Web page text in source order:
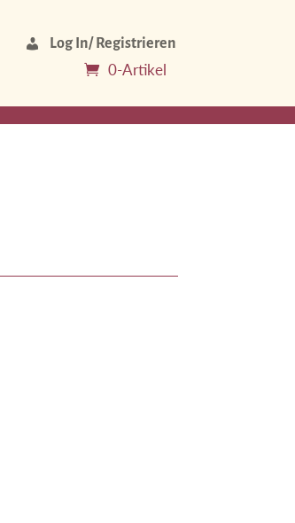
Log In/ Registrieren
0-Artikel